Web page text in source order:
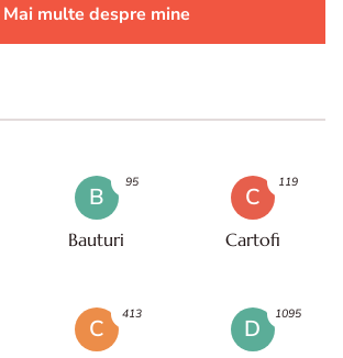
Mai multe despre mine
B
Bauturi
95
C
Cartofi
119
C
413
D
1095